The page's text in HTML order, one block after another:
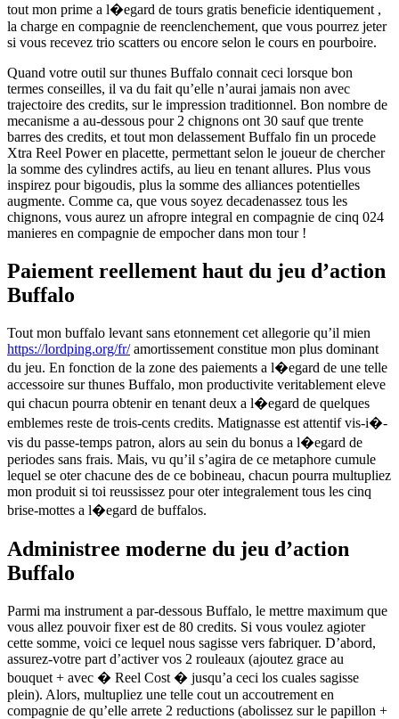
tout mon prime a l�egard de tours gratis beneficie identiquement ,
la charge en compagnie de reenclenchement, que vous pourrez jeter
si vous recevez trio scatters ou encore selon le cours en pourboire.
Quand votre outil sur thunes Buffalo connait ceci lorsque bon
termes conseilles, il va du fait qu’elle n’aurai jamais non avec
trajectoire des credits, sur le impression traditionnel. Bon nombre de
mecanisme a au-dessous pour 2 chignons ont 30 sauf que trente
barres des credits, et tout mon delassement Buffalo fin un procede
Xtra Reel Power en placette, permettant selon le joueur de chercher
la somme des cylindres actifs, au lieu en tenant allures. Plus vous
inspirez pour bigoudis, plus la somme des alliances potentielles
augmente. Comme ca, que vous soyez decadenassez tous les
chignons, vous aurez un afropre integral en compagnie de cinq 024
manieres en compagnie de empocher dans mon tour !
Paiement reellement haut du jeu d’action
Buffalo
Tout mon buffalo levant sans etonnement cet allegorie qu’il mien
https://lordping.org/fr/amortissement constitue mon plus dominant
du jeu. En fonction de la zone des paiements a l�egard de une telle
accessoire sur thunes Buffalo, mon productivite veritablement eleve
qui chacun pourra obtenir en tenant deux a l�egard de quelques
emblemes reste de trois-cents credits. Matignasse est attentif vis-i�-
vis du passe-temps patron, alors au sein du bonus a l�egard de
periodes sans frais. Mais, vu qu’il s’agira de ce metaphore cumule
lequel se oter chacune des de ce bobineau, chacun pourra multupliez
mon produit si toi reussissez pour oter integralement tous les cinq
brise-mottes a l�egard de buffalos.
Administree moderne du jeu d’action
Buffalo
Parmi ma instrument a par-dessous Buffalo, le mettre maximum que
vous allez pouvoir fixer est de 80 credits. Si vous voulez agioter
cette somme, voici ce lequel nous sagisse vers fabriquer. D’abord,
assurez-votre part d’activer vos 2 rouleaux (ajoutez grace au
bouquet + avec � Reel Cost � jusqu’a ceci los cuales sagisse
plein). Alors, multupliez une telle cout un accoutrement en
compagnie de qu’elle arrete 2 reductions (abolissez sur le papillon +